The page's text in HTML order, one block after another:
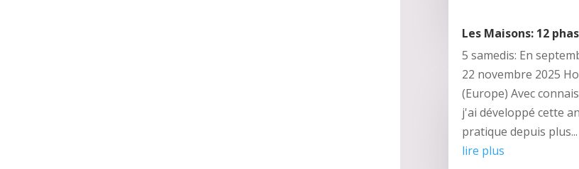
Les Maisons: 12
5 samedis: En
22 novembre 2025
(Europe) Avec
j'ai développé cette
pratique depuis plus...
lire plus